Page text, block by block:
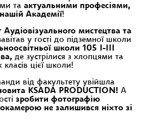
та актуальними професіями,
Академії!
Аудіовізуального мистецтва та
у гості до підземної школи
школи 105 I-III
де зустрілися з хлопцями та
цієї школи!
від факультету увійшла
KSADA PRODUCTION! А
зробити фотографію
не залишився ніхто зі